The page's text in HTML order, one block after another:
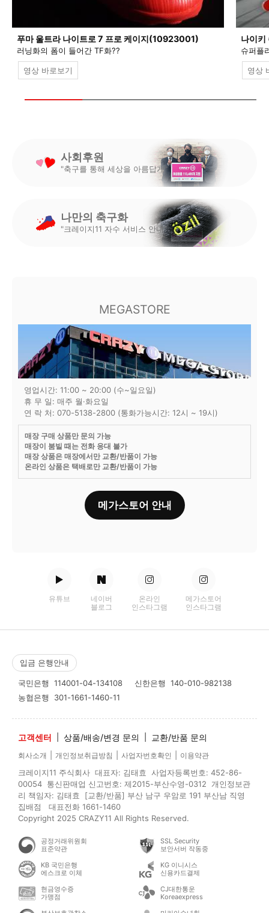
푸마 울트라 나이트로 7 프로 케이지(10923001)
러닝화의 폼이 들어간 TF화??
영상 바로보기
나이
슈퍼플
영상
사회후원
"축구를 통해 세상을 아름답게"
나만의 축구화
"크레이지11 자수 서비스 안내"
MEGASTORE
영업시간: 11:00 ~ 20:00 (수~일요일)
휴 무 일: 매주 월·화요일
연 락 처: 070-5138-2800 (통화가능시간: 12시 ~ 19시)
매장 구매 상품만 문의 가능
매장이 붐빌 때는 전화 응대 불가
매장 상품은 매장에서만 교환/반품이 가능
온라인 상품은 택배로만 교환/반품이 가능
메가스토어 안내
유튜브
네이버
블로그
온라인
인스타그램
메가스토어
인스타그램
입금 은행안내
국민은행 114001-04-134108 신한은행 140-010-982138
농협은행 301-1661-1460-11
고객센터 상품/배송/변경 문의 교환/반품 문의
회사소개 개인정보취급방침 사업자번호확인 이용약관
크레이지11 주식회사 대표자: 김태효 사업자등록번호: 452-86-
00054 통신판매업 신고번호: 제2015-부산수영-0312 개인정보관
리 책임자: 김태효 [교환/반품] 부산 남구 우암로 191 부산남 직영
집배점 대표전화 1661-1460
Copyright 2025 CRAZY11 All Rights Reserved.
공정거래위원회
표준약관
SSL Security
보안서버 작동중
KB 국민은행
에스크로 이체
KG 이니시스
신용카드결제
현금영수증
가맹점
CJ대한통운
Koreaexpress